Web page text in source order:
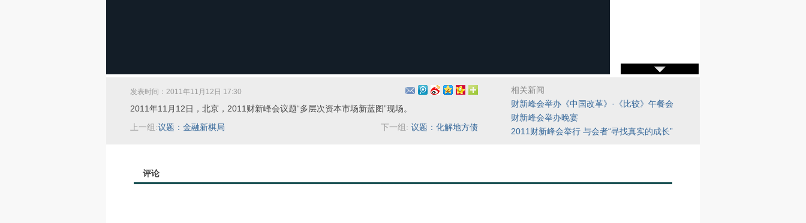
发表时间：2011年11月12日 17:30
2011年11月12日，北京，2011财新峰会议题“多层次资本市场新蓝图”现场。
上一组:议题：金融新棋局 下一组: 议题：化解地方债
相关新闻
财新峰会举办《中国改革》·《比较》午餐会
财新峰会举办晚宴
2011财新峰会举行 与会者“寻找真实的成长”
评论